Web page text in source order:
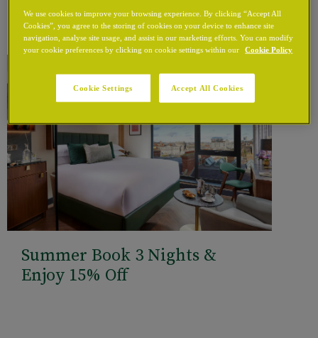
Summer Book 3 Nights &
Enjoy 15% Off
We use cookies to improve your browsing experience. By clicking “Accept All
Cookies”, you agree to the storing of cookies on your device to enhance site
navigation, analyse site usage, and assist in our marketing efforts. You can modify
your cookie preferences by clicking on cookie settings within our
Cookie Policy
Cookie Settings Accept All Cookies